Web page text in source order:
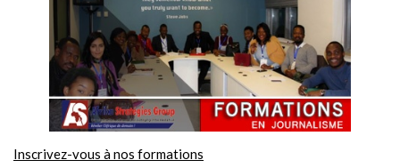
Inscrivez-vous à nos formations